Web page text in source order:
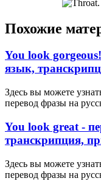
Похожие
You look
язык,
Здесь вы можете
перевод фразы на
You look great -
транскрипция,
Здесь вы можете
перевод фразы на